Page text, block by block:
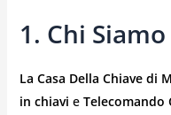
1. Chi Siamo
La Casa Della Chiave di
in chiavi e